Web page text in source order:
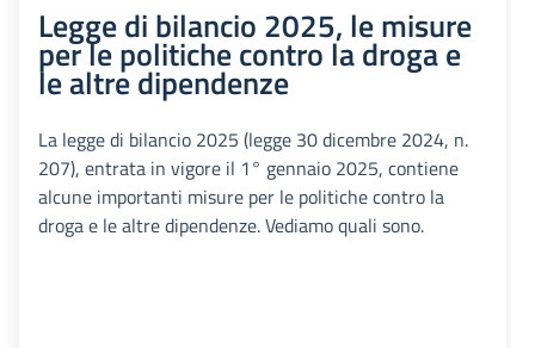
Legge di bilancio 2025, le misure
per le politiche contro la droga e
le altre dipendenze
La legge di bilancio 2025 (legge 30 dicembre 2024, n.
207), entrata in vigore il 1° gennaio 2025, contiene
alcune importanti misure per le politiche contro la
droga e le altre dipendenze. Vediamo quali sono.